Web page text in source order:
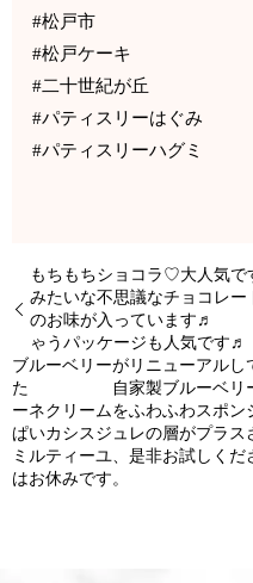
#松戸市
#松戸ケーキ
#二十世紀が丘
#パティスリーはぐみ
#パティスリーハグミ
もちもちショコラ♡大人
みたいな不思議なチョコ
のお味が入っています♬
ゃうパッケージも人
ブルーベリーがリニューアルし
た 自家製ブルーベリージ
ーネクリームをふわふわスポ
ぱいカシスジュレの層が
ミルティーユ、是非お試し
はお休みです。